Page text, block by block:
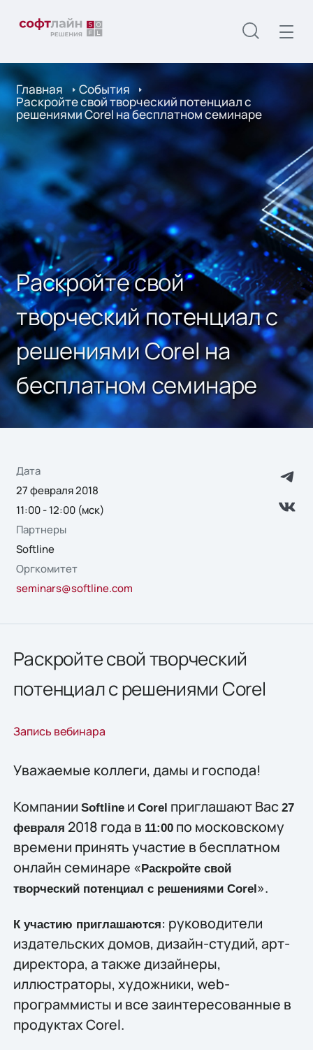
Главная События
Раскройте свой творческий потенциал с
решениями Corel на бесплатном семинаре
Раскройте свой
творческий потенциал с
решениями Corel на
бесплатном семинаре
Дата
27 февраля 2018
11:00 - 12:00 (мск)
Партнеры
Softline
Оргкомитет
seminars@softline.com
Раскройте свой творческий
потенциал с решениями Corel
Запись вебинара
Уважаемые коллеги, дамы и господа!
Компании Softlineи Corel приглашают Вас 27
февраля 2018 года в 11:00по московскому
времени принять участие в бесплатном
онлайн семинаре «Раскройте свой
творческий потенциал с решениями Corel».
К участию приглашаются: руководители
издательских домов, дизайн-студий, арт-
директора, а также дизайнеры,
иллюстраторы, художники, web-
программисты и все заинтересованные в
продуктах Corel.